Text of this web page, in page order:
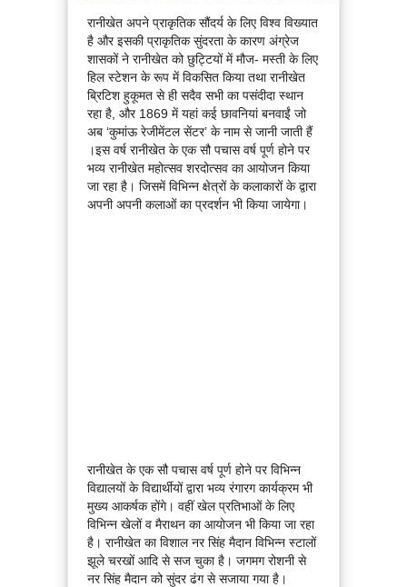
रानीखेत अपने प्राकृतिक सौंदर्य के लिए विश्व विख्यात
है और इसकी प्राकृतिक सुंदरता के कारण अंग्रेज
शासकों ने रानीखेत को छुट्टियों में मौज- मस्ती के लिए
हिल स्टेशन के रूप में विकसित किया तथा रानीखेत
ब्रिटिश हुकूमत से ही सदैव सभी का पसंदीदा स्थान
रहा है, और 1869 में यहां कई छावनियां बनवाईं जो
अब ‘कुमांऊ रेजीमेंटल सेंटर’ के नाम से जानी जाती हैं
।इस वर्ष रानीखेत के एक सौ पचास वर्ष पूर्ण होने पर
भव्य रानीखेत महोत्सव शरदोत्सव का आयोजन किया
जा रहा है। जिसमें विभिन्न क्षेत्रों के कलाकारों के द्वारा
अपनी अपनी कलाओं का प्रदर्शन भी किया जायेगा।
रानीखेत के एक सौ पचास वर्ष पूर्ण होने पर विभिन्न
विद्यालयों के विद्यार्थीयों द्वारा भव्य रंगारग कार्यक्रम भी
मुख्य आकर्षक होंगे। वहीं खेल प्रतिभाओं के लिए
विभिन्न खेलों व मैराथन का आयोजन भी किया जा रहा
है। रानीखेत का विशाल नर सिंह मैदान विभिन्न स्टालों
झूले चरखों आदि से सज चुका है। जगमग रोशनी से
नर सिंह मैदान को सुंदर ढंग से सजाया गया है।